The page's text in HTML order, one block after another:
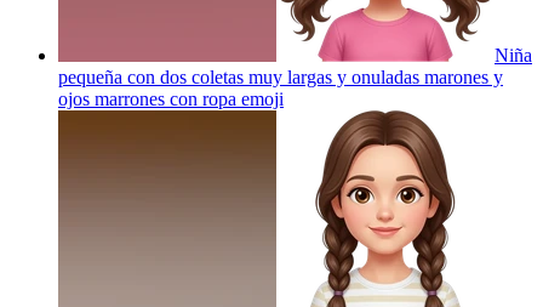
Niña
pequeña con dos coletas muy largas y onuladas marones y
ojos marrones con ropa emoji